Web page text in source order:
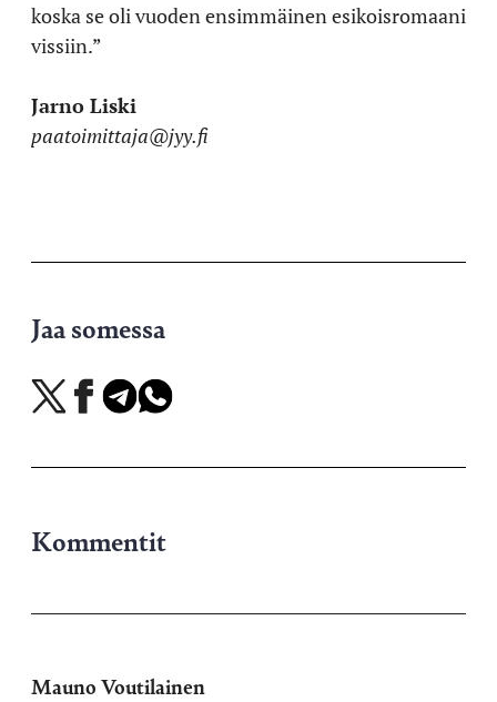
koska se oli vuoden ensimmäinen esikoisromaani
vissiin.”
Jarno Liski
paatoimittaja@jyy.fi
Jaa somessa
Jaa
X-
Jaa
Facebookissa
Jaa
Telegramissa
Jaa
WhatsAppissa
Kommentit
Mauno Voutilainen